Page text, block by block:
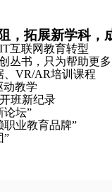
协同服务品牌，